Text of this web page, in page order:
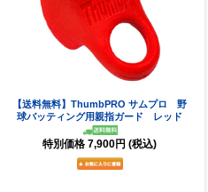
【送料無料】ThumbPRO サムプロ 野
球バッティング用親指ガード レッド
特別価格 7,900円 (税込)